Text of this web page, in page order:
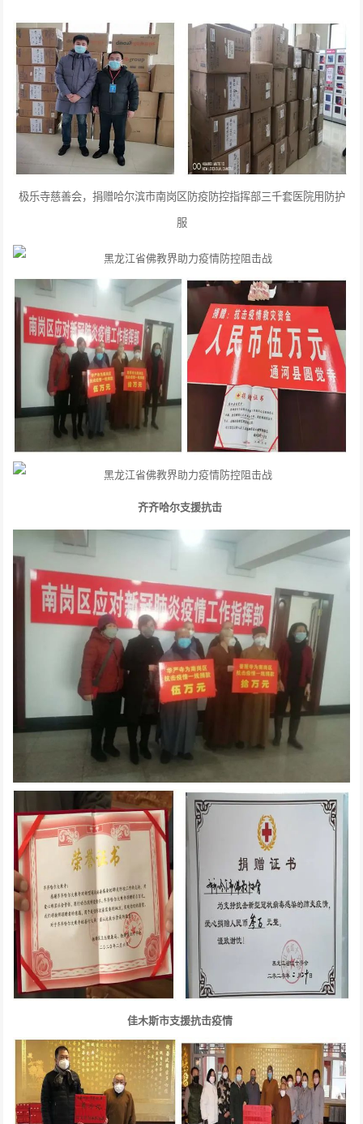
极乐寺慈善会，捐赠哈尔滨市南岗区防疫防控指挥部三千套医院用防护
服
齐齐哈尔支援抗击
佳木斯市支援抗击疫情